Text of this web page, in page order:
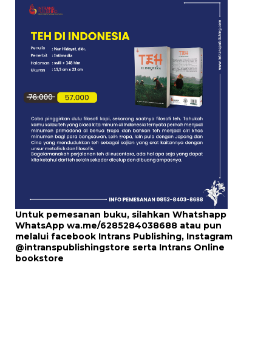
Untuk pemesanan buku, silahkan Whatshapp
WhatsApp wa.me/6285284038688 atau pun
melalui facebook Intrans Publishing, Instagram
@intranspublishingstore serta Intrans Online
bookstore